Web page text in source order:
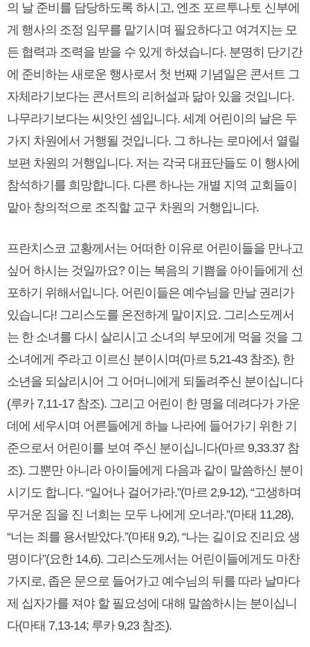
의 날 준비를 담당하도록 하시고, 엔조 포르투나토 신부에
게 행사의 조정 임무를 맡기시며 필요하다고 여겨지는 모
든 협력과 조력을 받을 수 있게 하셨습니다. 분명히 단기간
에 준비하는 새로운 행사로서 첫 번째 기념일은 콘서트 그
자체라기보다는 콘서트의 리허설과 닮아 있을 것입니다.
나무라기보다는 씨앗인 셈입니다. 세계 어린이의 날은 두
가지 차원에서 거행될 것입니다. 그 하나는 로마에서 열릴
보편 차원의 거행입니다. 저는 각국 대표단들도 이 행사에
참석하기를 희망합니다. 다른 하나는 개별 지역 교회들이
맡아 창의적으로 조직할 교구 차원의 거행입니다.
프란치스코 교황께서는 어떠한 이유로 어린이들을 만나고
싶어 하시는 것일까요? 이는 복음의 기쁨을 아이들에게 선
포하기 위해서입니다. 어린이들은 예수님을 만날 권리가
있습니다! 그리스도를 온전하게 말이지요. 그리스도께서
는 한 소녀를 다시 살리시고 소녀의 부모에게 먹을 것을 그
소녀에게 주라고 이르신 분이시며(마르 5,21-43 참조), 한
소년을 되살리시어 그 어머니에게 되돌려주신 분이십니다
(루카 7,11-17 참조). 그리고 어린이 한 명을 데려다가 가운
데에 세우시며 어른들에게 하늘 나라에 들어가기 위한 기
준으로서 어린이를 보여 주신 분이십니다(마르 9,33.37 참
조). 그뿐만 아니라 아이들에게 다음과 같이 말씀하신 분이
시기도 합니다. “일어나 걸어가라.”(마르 2,9-12), “고생하며
무거운 짐을 진 너희는 모두 나에게 오너라.”(마태 11,28),
“너는 죄를 용서받았다.”(마태 9,2), “나는 길이요 진리요 생
명이다”(요한 14,6). 그리스도께서는 어린이들에게도 마찬
가지로, 좁은 문으로 들어가고 예수님의 뒤를 따라 날마다
제 십자가를 져야 할 필요성에 대해 말씀하시는 분이십니
다(마태 7,13-14; 루카 9,23 참조).